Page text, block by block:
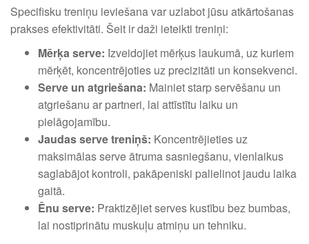
Specifisku treniņu ieviešana var uzlabot jūsu atkārtošanas
prakses efektivitāti. Šeit ir daži ieteikti treniņi:
Mērķa serve: Izveidojiet mērķus laukumā, uz kuriem
mērķēt, koncentrējoties uz precizitāti un konsekvenci.
Serve un atgriešana: Mainiet starp servēšanu un
atgriešanu ar partneri, lai attīstītu laiku un
pielāgojamību.
Jaudas serve treniņš: Koncentrējieties uz
maksimālas serve ātruma sasniegšanu, vienlaikus
saglabājot kontroli, pakāpeniski palielinot jaudu laika
gaitā.
Ēnu serve: Praktizējiet serves kustību bez bumbas,
lai nostiprinātu muskuļu atmiņu un tehniku.